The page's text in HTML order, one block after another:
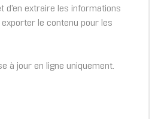
d'en extraire les informations
le contenu pour les
à jour en ligne uniquement.